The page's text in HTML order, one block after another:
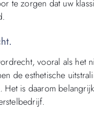
te zorgen dat uw
vooral als het
de esthetische
is daarom